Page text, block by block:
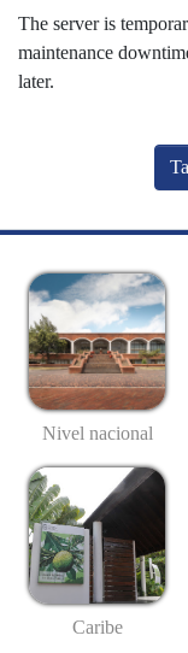
The server is
maintenance
later.
Nivel nacional
Caribe